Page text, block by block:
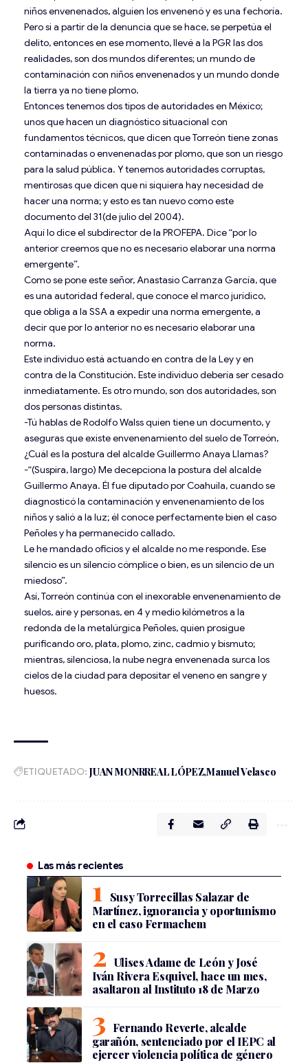
niños envenenados, alguien los envenenó y es una fechoría.
Pero si a partir de la denuncia que se hace, se perpetúa el
delito, entonces en ese momento, llevé a la PGR las dos
realidades, son dos mundos diferentes; un mundo de
contaminación con niños envenenados y un mundo donde
la tierra ya no tiene plomo.
Entonces tenemos dos tipos de autoridades en México;
unos que hacen un diagnóstico situacional con
fundamentos técnicos, que dicen que Torreón tiene zonas
contaminadas o envenenadas por plomo, que son un riesgo
para la salud pública. Y tenemos autoridades corruptas,
mentirosas que dicen que ni siquiera hay necesidad de
hacer una norma; y esto es tan nuevo como este
documento del 31(de julio del 2004).
Aquí lo dice el subdirector de la PROFEPA. Dice “por lo
anterior creemos que no es necesario elaborar una norma
emergente”.
Como se pone este señor, Anastasio Carranza García, que
es una autoridad federal, que conoce el marco jurídico,
que obliga a la SSA a expedir una norma emergente, a
decir que por lo anterior no es necesario elaborar una
norma.
Este individuo está actuando en contra de la Ley y en
contra de la Constitución. Este individuo debería ser cesado
inmediatamente. Es otro mundo, son dos autoridades, son
dos personas distintas.
-Tú hablas de Rodolfo Walss quien tiene un documento, y
aseguras que existe envenenamiento del suelo de Torreón,
¿Cuál es la postura del alcalde Guillermo Anaya Llamas?
-“(Suspira, largo) Me decepciona la postura del alcalde
Guillermo Anaya. Él fue diputado por Coahuila, cuando se
diagnosticó la contaminación y envenenamiento de los
niños y salió a la luz; él conoce perfectamente bien el caso
Peñoles y ha permanecido callado.
Le he mandado oficios y el alcalde no me responde. Ese
silencio es un silencio cómplice o bien, es un silencio de un
miedoso”.
Así, Torreón continúa con el inexorable envenenamiento de
suelos, aire y personas, en 4 y medio kilómetros a la
redonda de la metalúrgica Peñoles, quien prosigue
purificando oro, plata, plomo, zinc, cadmio y bismuto;
mientras, silenciosa, la nube negra envenenada surca los
cielos de la ciudad para depositar el veneno en sangre y
huesos.
ETIQUETADO: JUAN MONRREAL LÓPEZ Manuel Velasco
Las más recientes
Susy Torrecillas Salazar de
Martínez, ignorancia y oportunismo
en el caso Fermachem
Ulises Adame de León y José
Iván Rivera Esquivel, hace un mes,
asaltaron al Instituto 18 de Marzo
Fernando Reverte, alcalde
garañón, sentenciado por el IEPC al
ejercer violencia política de género